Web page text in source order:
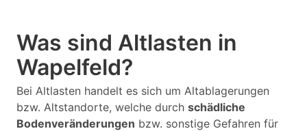
Was sind Altlasten in
Wapelfeld?
Bei Altlasten handelt es sich um Altablagerungen
bzw. Altstandorte, welche durch schädliche
Bodenveränderungen bzw. sonstige Gefahren für